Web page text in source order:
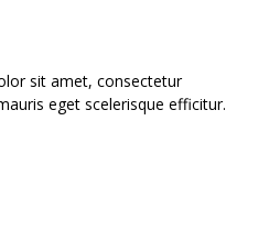
sit amet, consectetur
eget scelerisque efficitur.